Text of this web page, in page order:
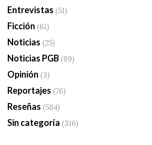
Entrevistas (51)
Ficción (61)
Noticias (25)
Noticias PGB(89)
Opinión (3)
Reportajes (76)
Reseñas (584)
Sin categoría (316)